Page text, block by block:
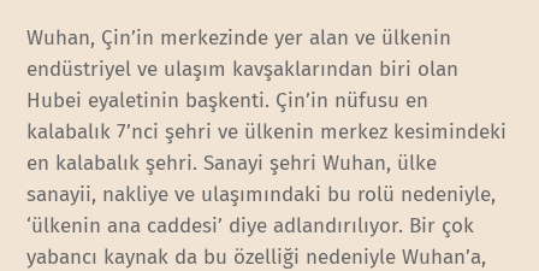
Wuhan, Çin’in merkezinde yer alan ve ülkenin
endüstriyel ve ulaşım kavşaklarından biri olan
Hubei eyaletinin başkenti. Çin’in nüfusu en
kalabalık 7’nci şehri ve ülkenin merkez kesimindeki
en kalabalık şehri. Sanayi şehri Wuhan, ülke
sanayii, nakliye ve ulaşımındaki bu rolü nedeniyle,
‘ülkenin ana caddesi’ diye adlandırılıyor. Bir çok
yabancı kaynak da bu özelliği nedeniyle Wuhan’a,